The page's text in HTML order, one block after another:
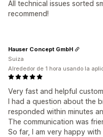
All technical issues sorted
recommend!
Very fast and helpful
I had a question about the
responded within minutes
The communication was
So far, I am very happy
Hauser Concept GmbH
Suiza
Alrededor de 1 hora usando la